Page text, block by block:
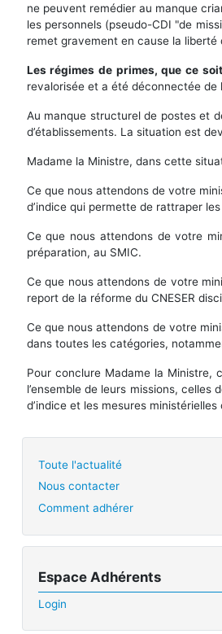
ne peuvent remédier au manque
les personnels (pseudo-CDI "de
remet gravement en cause la liberté
Les régimes de primes, que ce soit
revalorisée et a été déconnectée de
Au manque structurel de postes et
d’établissements. La situation est
Madame la Ministre, dans cette
Ce que nous attendons de votre
d’indice qui permette de rattraper
Ce que nous attendons de votre
préparation, au SMIC.
Ce que nous attendons de votre
report de la réforme du CNESER
Ce que nous attendons de votre
dans toutes les catégories,
Pour conclure Madame la Ministre,
l’ensemble de leurs missions,
d’indice et les mesures
Toute l'actualité
Nous contacter
Comment adhérer
Espace Adhérents
Login